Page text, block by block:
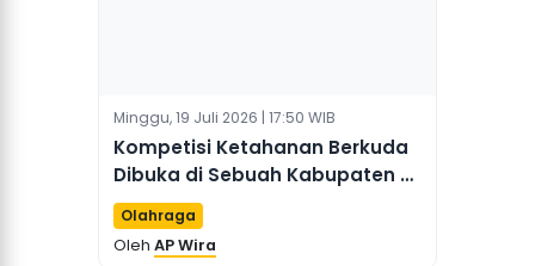
Minggu, 19 Juli 2026 | 17:50 WIB
Kompetisi Ketahanan Berkuda
Dibuka di Sebuah Kabupaten di
Tiongkok Utara
Olahraga
Oleh AP Wira